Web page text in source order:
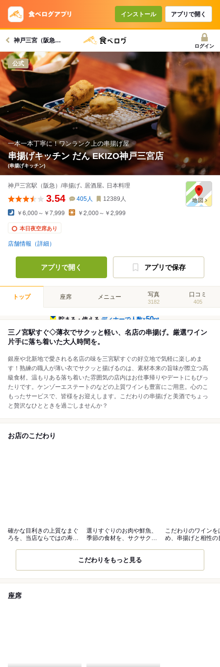
インストール アプリで開く
神戸三宮（阪急）駅グルメへ
ログイン
公式
一本一本丁寧に！ワンランク上の串揚げ屋
串揚げキッチン だん EKIZO神戸三宮店
(串揚げキッチン)
神戸三宮駅（阪急）/串揚げ､ 居酒屋､ 日本料理
3.54 405人 12389 人
￥6,000～￥7,999 ￥2,000～￥2,999
本日夜空席あり
店舗情報（詳細）
アプリで開く アプリで保存
トップ 座席 メニュー 写真
3182
口コミ
405
貯まる・使えるディナーで人数×50pt
三ノ宮駅すぐ◇薄衣でサクッと軽い、名店の串揚げ。厳選ワイン
片手に落ち着いた大人時間を。
銀座や北新地で愛される名店の味を三宮駅すぐの好立地で気軽に楽しめま
す！熟練の職人が薄い衣でサクッと揚げるのは、素材本来の旨味が際立つ高
級食材。温もりある落ち着いた雰囲気の店内はお仕事帰りやデートにもぴっ
たりです。ケンゾーエステートのなどの上質ワインも豊富にご用意。心のこ
もったサービスで、皆様をお迎えします。こだわりの串揚げと美酒でちょっ
と贅沢なひとときを過ごしませんか？
お店のこだわり
確かな目利きの上質なまぐ
ろを、当店ならではの寿司
選りすぐりのお肉や鮮魚、
季節の食材を、サクサクの
こだわりのワインを
め、串揚げと相性の
こだわりをもっと見る
座席
コースで使えるクーポン
戻る
クーポンを利用せず予約する